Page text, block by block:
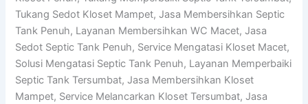
Tukang Sedot Kloset Mampet, Jasa Membersihkan Septic
Tank Penuh, Layanan Membersihkan WC Macet, Jasa
Sedot Septic Tank Penuh, Service Mengatasi Kloset Macet,
Solusi Mengatasi Septic Tank Penuh, Layanan Memperbaiki
Septic Tank Tersumbat, Jasa Membersihkan Kloset
Mampet, Service Melancarkan Kloset Tersumbat, Jasa